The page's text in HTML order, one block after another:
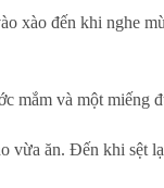
xào đến khi nghe
mắm và một
vừa ăn. Đến khi sệt